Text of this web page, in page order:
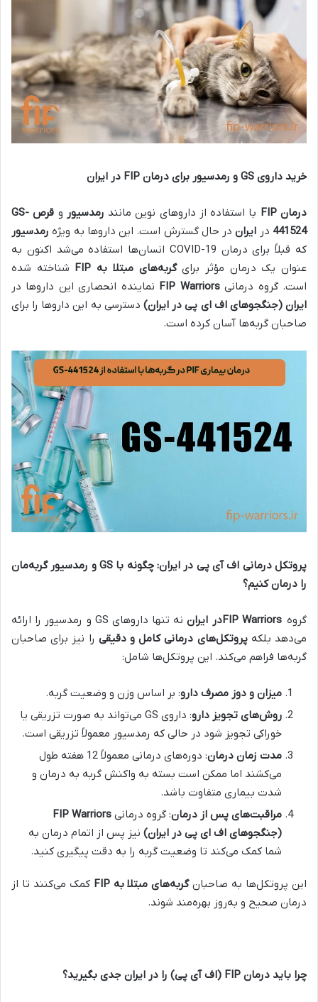
خرید داروی و رمدسیور برای درمان در ایران
درمانFIP با استفاده از داروهای نوین مانند رمدسیور و قرص GS-
441524 در ایراندر حال گسترش است. این داروها به ویژه رمدسیور
که قبلاً برای درمان COVID-19 انسان‌ها استفاده می‌شد اکنون به
عنوان یک درمان مؤثر برایگربه‌های مبتلا به
شناخته شده
است. گروه درمانیFIP Warriors نماینده انحصاری این داروها در
ایران (جنگجوهای اف ای پی در ایران) دسترسی به این داروها را برای
صاحبان گربه‌ها آسان کرده است.
پروتکل درمانی اف آی پی در ایران: چگونه با
و رمدسیور گربه‌مان
را درمان کنیم؟
گروهFIP Warriorsدر ایران
نه تنها داروهای GS و رمدسیور را ارائه
می‌دهد بلکهپروتکل‌های درمانی کامل و دقیقی را نیز برای صاحبان
گربه‌ها فراهم می‌کند. این پروتکل‌ها شامل:
میزان و دوز مصرف دارو: بر اساس وزن و وضعیت گربه.
روش‌های تجویز دارو
: داروی GS می‌تواند به صورت تزریقی یا
خوراکی تجویز شود در حالی که رمدسیور معمولاً تزریقی است.
مدت زمان درمان
: دوره‌های درمانی معمولاً 12 هفته طول
می‌کشند اما ممکن است بسته به واکنش گربه به درمان و
شدت بیماری متفاوت باشد.
مراقبت‌های پس از درمان: گروه درمانی FIP Warriors
(جنگجوهای اف ای پی در ایران) نیز پس از اتمام درمان به
شما کمک می‌کند تا وضعیت گربه را به دقت پیگیری کنید.
این پروتکل‌ها به صاحبانگربه‌های مبتلا به FIP
کمک می‌کنند تا از
درمان صحیح و به‌روز بهره‌مند شوند.
چرا باید درمان اف آی پی) را در ایران جدی بگیرید؟